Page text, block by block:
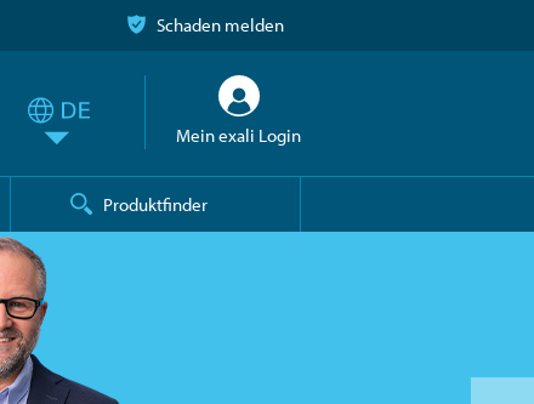
Schaden melden
Mein exali Login
Produktfinder